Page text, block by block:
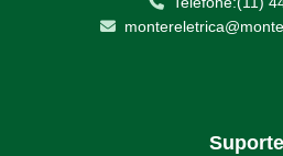
Suporte